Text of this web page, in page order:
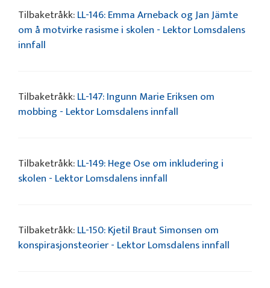
Tilbaketråkk:LL-146: Emma Arneback og Jan Jämte
om å motvirke rasisme i skolen - Lektor Lomsdalens
innfall
Tilbaketråkk:LL-147: Ingunn Marie Eriksen om
mobbing - Lektor Lomsdalens innfall
Tilbaketråkk:LL-149: Hege Ose om inkludering i
skolen - Lektor Lomsdalens innfall
Tilbaketråkk:LL-150: Kjetil Braut Simonsen om
konspirasjonsteorier - Lektor Lomsdalens innfall